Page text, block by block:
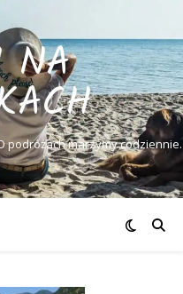
NA
podróżach marzymy codziennie.